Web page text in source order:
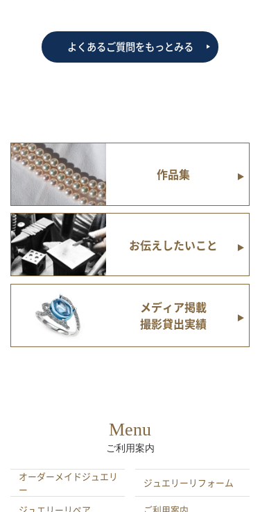
よくあるご質問をもっとみる
作品集
お伝えしたいこと
メディア掲載
撮影貸出実績
Menu
ご利用案内
オーダーメイドジュエリ
ー
ジュエリーリフォーム